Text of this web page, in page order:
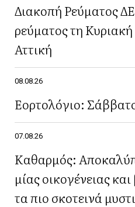
Διακοπή Ρεύματος
ρεύματος τη
Αττική
08.08.26
Εορτολόγιο:
07.08.26
Καθαρμός:
μίας οικογένειας
τα πιο σκοτεινά